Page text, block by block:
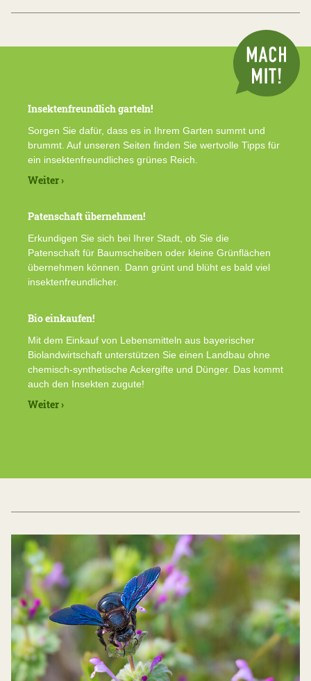
Insektenfreundlich garteln!
Sorgen Sie dafür, dass es in Ihrem Garten summt und
brummt. Auf unseren Seiten finden Sie wertvolle Tipps für
ein insektenfreundliches grünes Reich.
Weiter ›
Patenschaft übernehmen!
Erkundigen Sie sich bei Ihrer Stadt, ob Sie die
Patenschaft für Baumscheiben oder kleine Grünflächen
übernehmen können. Dann grünt und blüht es bald viel
insektenfreundlicher.
Bio einkaufen!
Mit dem Einkauf von Lebensmitteln aus bayerischer
Biolandwirtschaft unterstützen Sie einen Landbau ohne
chemisch-synthetische Ackergifte und Dünger. Das kommt
auch den Insekten zugute!
Weiter ›